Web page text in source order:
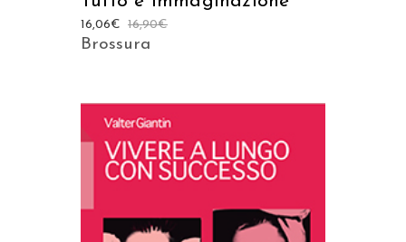
16,90€
16,06€
Brossura